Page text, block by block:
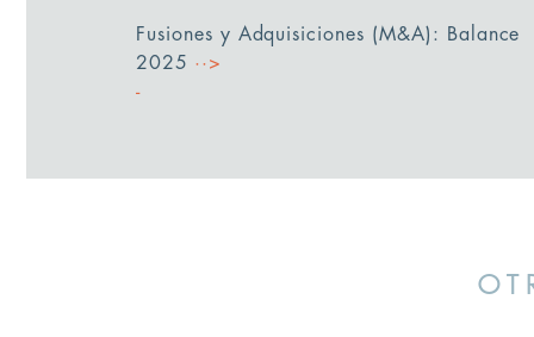
Fusiones y Adquisiciones (M&A): Balance
2025 ··>